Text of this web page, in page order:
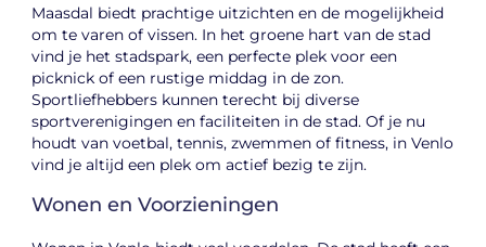
Maasdal biedt prachtige uitzichten en de mogelijkheid
om te varen of vissen. In het groene hart van de stad
vind je het stadspark, een perfecte plek voor een
picknick of een rustige middag in de zon.
Sportliefhebbers kunnen terecht bij diverse
sportverenigingen en faciliteiten in de stad. Of je nu
houdt van voetbal, tennis, zwemmen of fitness, in Venlo
vind je altijd een plek om actief bezig te zijn.
Wonen en Voorzieningen